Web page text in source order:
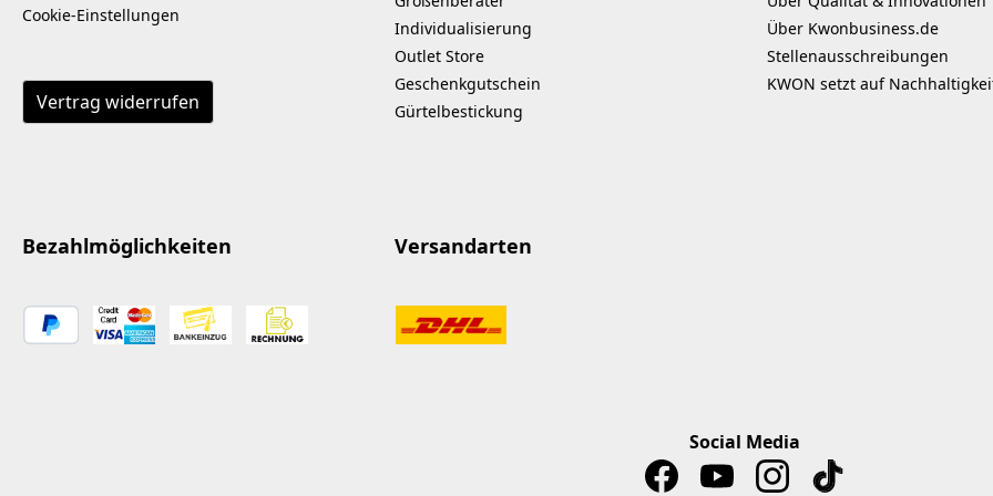
Cookie-Einstellungen
Vertrag widerrufen
Individualisierung
Outlet Store
Geschenkgutschein
Gürtelbestickung
Über Kwonbusiness.de
Stellenausschreibungen
KWON setzt auf
Bezahlmöglichkeiten Versandarten
Social Media